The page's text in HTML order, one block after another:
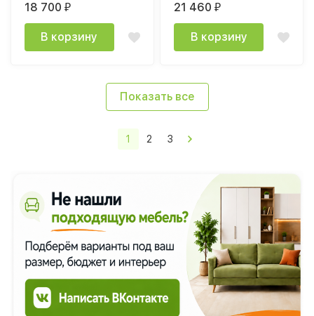
в комплект)
18 700₽
В корзину
21 460₽
В корзину
Показать все
1 2 3